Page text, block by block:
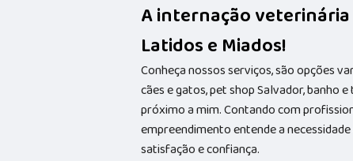
A internação veterinária
Latidos e Miados!
Conheça nossos serviços, são opções
cães e gatos, pet shop Salvador, banho
próximo a mim. Contando com
empreendimento entende a
satisfação e confiança.